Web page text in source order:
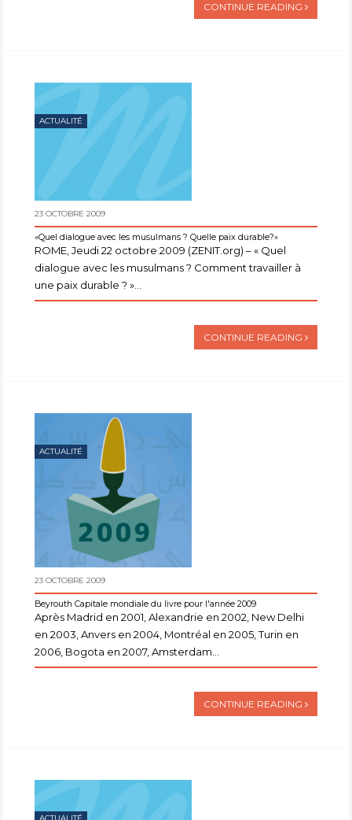
CONTINUE READING
ACTUALITÉ
23 OCTOBRE 2009
«Quel dialogue avec les musulmans ? Quelle paix durable?»
ROME, Jeudi 22 octobre 2009 (ZENIT.org) – « Quel
dialogue avec les musulmans ? Comment travailler à
une paix durable ? »...
CONTINUE READING
ACTUALITÉ
23 OCTOBRE 2009
Beyrouth Capitale mondiale du livre pour l'année 2009
Après Madrid en 2001, Alexandrie en 2002, New Delhi
en 2003, Anvers en 2004, Montréal en 2005, Turin en
2006, Bogota en 2007, Amsterdam...
CONTINUE READING